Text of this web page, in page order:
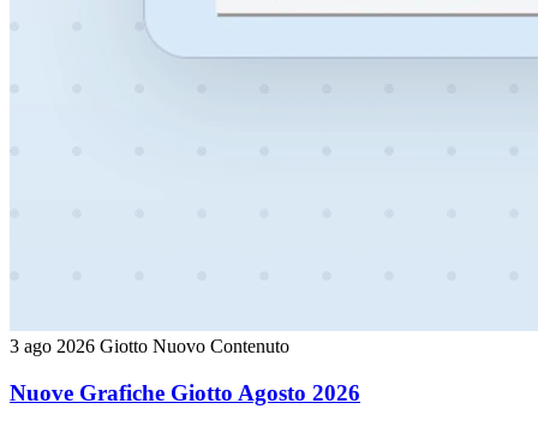
3 ago 2026 Giotto Nuovo Contenuto
Nuove Grafiche Giotto Agosto 2026